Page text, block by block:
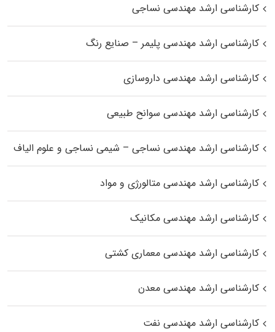
کارشناسی ارشد مهندسی نساجی
کارشناسی ارشد مهندسی پلیمر – صنایع رنگ
کارشناسی ارشد مهندسی داروسازی
کارشناسی ارشد مهندسی سوانح طبیعی
کارشناسی ارشد مهندسی نساجی – شیمی نساجی و علوم الیاف
کارشناسی ارشد مهندسی متالورژی و مواد
کارشناسی ارشد مهندسی مکانیک
کارشناسی ارشد مهندسی معماری کشتی
کارشناسی ارشد مهندسی معدن
کارشناسی ارشد مهندسی نفت